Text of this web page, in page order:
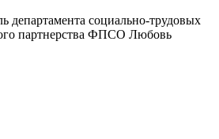
департамента социально-трудовых
партнерства ФПСО Любовь